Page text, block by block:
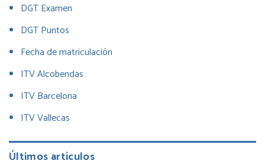
DGT Examen
DGT Puntos
Fecha de matriculación
ITV Alcobendas
ITV Barcelona
ITV Vallecas
Últimos artículos